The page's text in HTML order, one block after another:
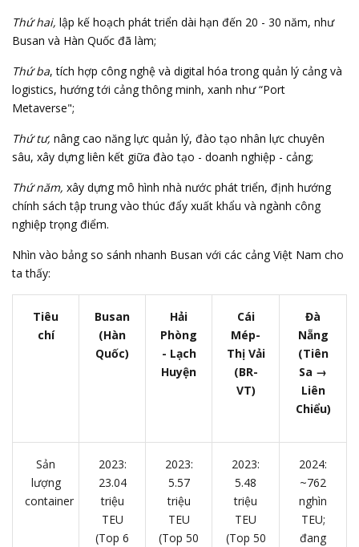
Thứ hai, lập kế hoạch phát triển dài hạn đến 20 - 30 năm, như
Busan và Hàn Quốc đã làm;
Thứ ba, tích hợp công nghệ và digital hóa trong quản lý cảng và
logistics, hướng tới cảng thông minh, xanh như “Port
Metaverse";
Thứ tư, nâng cao năng lực quản lý, đào tạo nhân lực chuyên
sâu, xây dựng liên kết giữa đào tạo - doanh nghiệp - cảng;
Thứ năm, xây dựng mô hình nhà nước phát triển, định hướng
chính sách tập trung vào thúc đẩy xuất khẩu và ngành công
nghiệp trọng điểm.
Nhìn vào bảng so sánh nhanh Busan với các cảng Việt Nam cho
ta thấy:
Tiêu
chí
Busan
(Hàn
Quốc)
Hải
Phòng
- Lạch
Huyện
Cái
Mép-
Thị Vải
(BR-
VT)
Đà
Nẵng
(Tiên
Sa →
Liên
Chiểu)
Sản
lượng
container
2023:
23.04
triệu
TEU
(Top 6
2023:
5.57
triệu
TEU
(Top 50
2023:
5.48
triệu
TEU
(Top 50
2024:
~762
nghìn
TEU;
đang